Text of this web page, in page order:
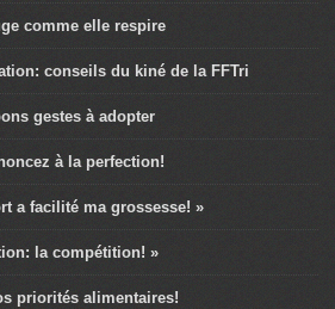
comme elle respire
conseils du kiné de la FFTri
gestes à adopter
à la perfection!
a facilité ma grossesse! »
la compétition! »
priorités alimentaires!